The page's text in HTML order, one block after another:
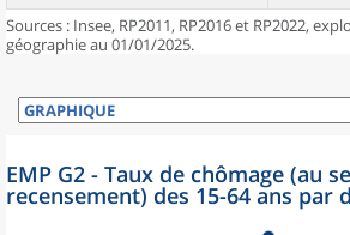
Sources : Insee, RP2011, RP2016 et RP2022,
géographie au 01/01/2025.
EMP G2 - Taux de chômage (au
recensement) des 15-64 ans par